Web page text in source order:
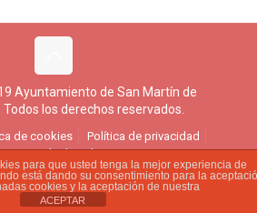
Ayuntamiento de San Martín de
los derechos reservados.
de cookies
Política de privacidad
de derechos
para que usted tenga la mejor experiencia de
está dando su consentimiento para la
cookies y la aceptación de nuestra
ACEPTAR